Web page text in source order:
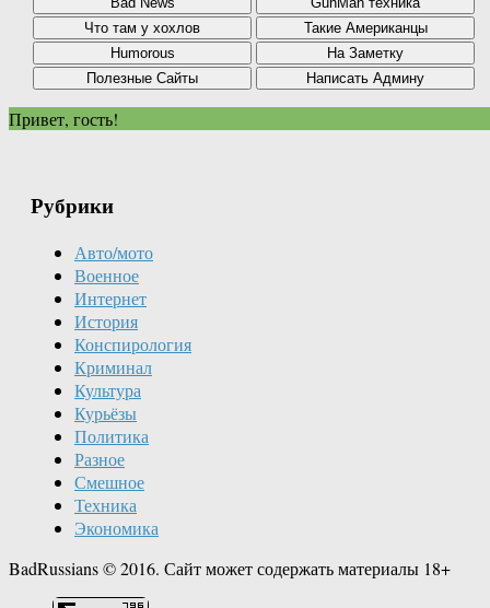
Привет, гость!
Рубрики
Авто/мото
Военное
Интернет
История
Конспирология
Криминал
Культура
Курьёзы
Политика
Разное
Смешное
Техника
Экономика
BadRussians © 2016. Сайт может содержать материалы 18+